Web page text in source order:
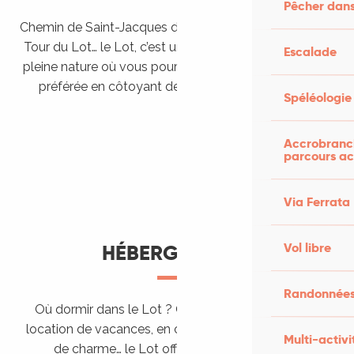
Pêcher
Escalade
Spéléologie
parcours
Via Ferrata
Vol libre
Multi-
Chemin de Saint-Jacques de Compostelle, Véloroutes,
Tour du Lot… le Lot, c’est une véritable destination de
pleine nature où vous pourrez pratiquer votre activité
préférée en côtoyant des paysages grandioses.
HÉBERGEMENTS
Où dormir dans le Lot ? Chez l’habitant, dans une
location de vacances, en camping, ou dans un hôtel
de charme… le Lot offre des hébergements